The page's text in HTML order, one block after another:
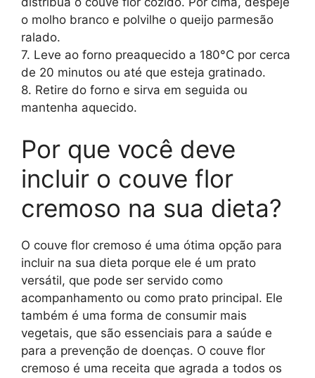
o molho branco e polvilhe o queijo parmesão
ralado.
7. Leve ao forno preaquecido a 180°C por cerca
de 20 minutos ou até que esteja gratinado.
8. Retire do forno e sirva em seguida ou
mantenha aquecido.
Por que você deve
incluir o couve flor
cremoso na sua dieta?
O couve flor cremoso é uma ótima opção para
incluir na sua dieta porque ele é um prato
versátil, que pode ser servido como
acompanhamento ou como prato principal. Ele
também é uma forma de consumir mais
vegetais, que são essenciais para a saúde e
para a prevenção de doenças. O couve flor
cremoso é uma receita que agrada a todos os